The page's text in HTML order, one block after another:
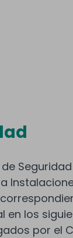
los
por el